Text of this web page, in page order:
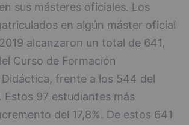
sus másteres oficiales. Los
en algún máster oficial
alcanzaron un total de 641,
Curso de Formación
Didáctica, frente a los 544 del
Estos 97 estudiantes más
del 17,8%. De estos 641